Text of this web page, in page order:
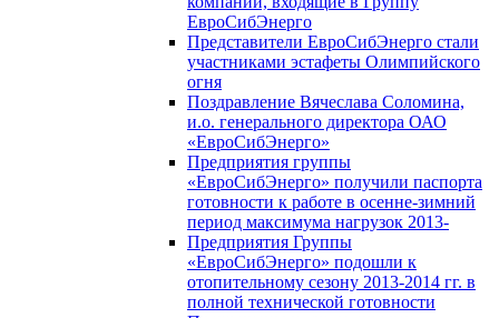
ЕвроСибЭнерго
Представители ЕвроСибЭнерго стали
участниками эстафеты Олимпийского
огня
Поздравление Вячеслава Соломина,
и.о. генерального директора ОАО
«ЕвроСибЭнерго»
Предприятия группы
«ЕвроСибЭнерго» получили паспорта
готовности к работе в осенне-зимний
период максимума нагрузок 2013-
Предприятия Группы
«ЕвроСибЭнерго» подошли к
отопительному сезону 2013-2014 гг. в
полной технической готовности